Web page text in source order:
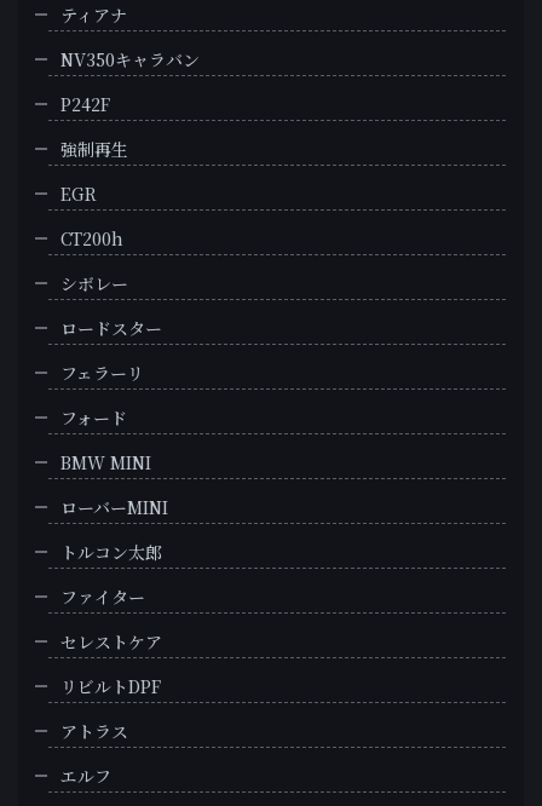
ティアナ
NV350キャラバン
P242F
強制再生
EGR
CT200h
シボレー
ロードスター
フェラーリ
フォード
BMW MINI
ローバーMINI
トルコン太郎
ファイター
セレストケア
リビルトDPF
アトラス
エルフ